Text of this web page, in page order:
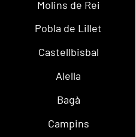
Molins de Rei
Pobla de Lillet
Castellbisbal
Alella
Bagà
Campins